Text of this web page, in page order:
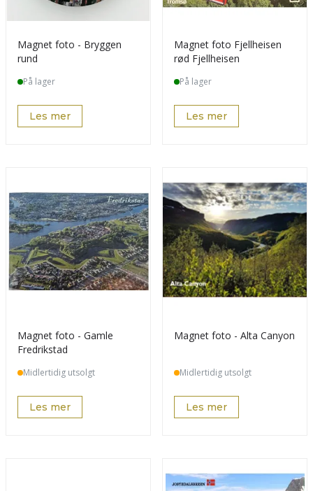
Magnet foto - Bryggen
rund
På lager
Les mer
Magnet foto Fjellheisen
rød Fjellheisen
På lager
Les mer
Magnet foto - Gamle
Fredrikstad
Midlertidig utsolgt
Les mer
Magnet foto - Alta Canyon
Midlertidig utsolgt
Les mer